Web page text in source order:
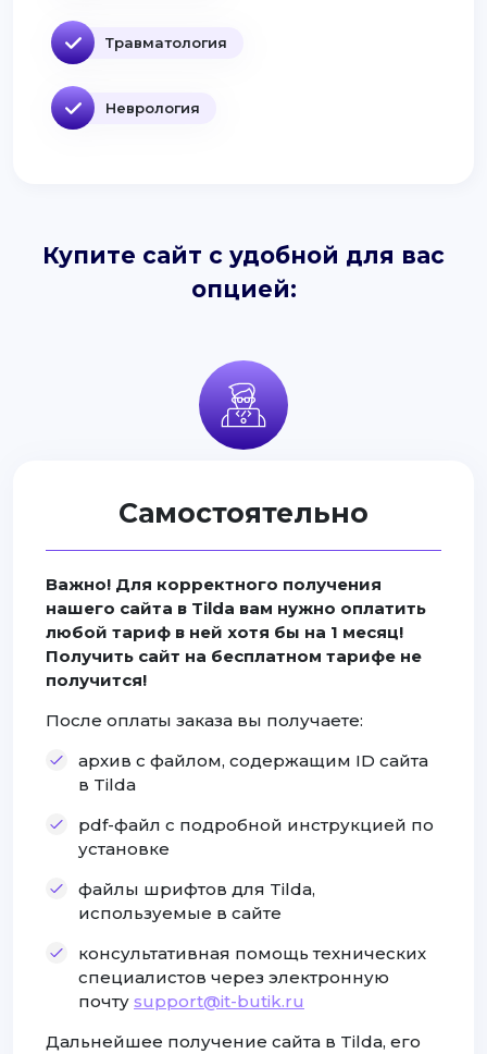
Травматология
Неврология
Купите сайт с удобной для вас
опцией:
Самостоятельно
Важно! Для корректного получения
нашего сайта в Tilda вам нужно оплатить
любой тариф в ней хотя бы на 1 месяц!
Получить сайт на бесплатном тарифе не
получится!
После оплаты заказа вы получаете:
архив с файлом, содержащим ID сайта
в Tilda
pdf-файл с подробной инструкцией по
установке
файлы шрифтов для Tilda,
используемые в сайте
консультативная помощь технических
специалистов через электронную
почту support@it-butik.ru
Дальнейшее получение сайта в Tilda, его